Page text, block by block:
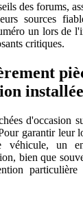
des forums,
sources
un lors de
critiques.
d'occasion
garantir leur
véhicule, un
bien que